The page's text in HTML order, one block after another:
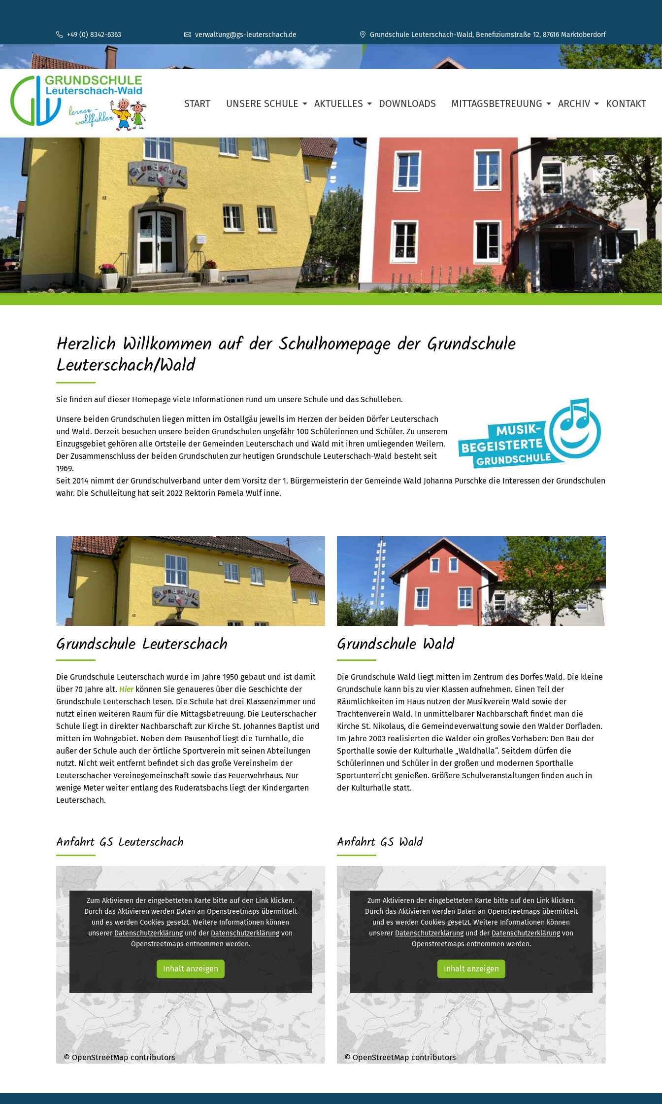
+49 (0) 8342-6363 verwaltung@gs-leuterschach.de Grundschule Leuterschach-Wald, Benefiziumstraße 12, 87616 Marktoberdorf
START UNSERE SCHULE AKTUELLES DOWNLOADS MITTAGSBETREUUNG ARCHIV KONTAKT
Herzlich Willkommen auf der Schulhomepage der Grundschule
Leuterschach/Wald
Sie finden auf dieser Homepage viele Informationen rund um unsere Schule und das Schulleben.
Unsere beiden Grundschulen liegen mitten im Ostallgäu jeweils im Herzen der beiden Dörfer Leuterschach
und Wald. Derzeit besuchen unsere beiden Grundschulen ungefähr 100 Schülerinnen und Schüler. Zu unserem
Einzugsgebiet gehören alle Ortsteile der Gemeinden Leuterschach und Wald mit ihren umliegenden Weilern.
Der Zusammenschluss der beiden Grundschulen zur heutigen Grundschule Leuterschach-Wald besteht seit
1969.
Seit 2014 nimmt der Grundschulverband unter dem Vorsitz der 1. Bürgermeisterin der Gemeinde Wald Johanna Purschke die Interessen der Grundschulen
wahr. Die Schulleitung hat seit 2022 Rektorin Pamela Wulf inne.
Grundschule Leuterschach
Die Grundschule Leuterschach wurde im Jahre 1950 gebaut und ist damit
über 70 Jahre alt. Hierkönnen Sie genaueres über die Geschichte der
Grundschule Leuterschach lesen. Die Schule hat drei Klassenzimmer und
nutzt einen weiteren Raum für die Mittagsbetreuung. Die Leuterschacher
Schule liegt in direkter Nachbarschaft zur Kirche St. Johannes Baptist und
mitten im Wohngebiet. Neben dem Pausenhof liegt die Turnhalle, die
außer der Schule auch der örtliche Sportverein mit seinen Abteilungen
nutzt. Nicht weit entfernt befindet sich das große Vereinsheim der
Leuterschacher Vereinegemeinschaft sowie das Feuerwehrhaus. Nur
wenige Meter weiter entlang des Ruderatsbachs liegt der Kindergarten
Leuterschach.
Grundschule Wald
Die Grundschule Wald liegt mitten im Zentrum des Dorfes Wald. Die kleine
Grundschule kann bis zu vier Klassen aufnehmen. Einen Teil der
Räumlichkeiten im Haus nutzen der Musikverein Wald sowie der
Trachtenverein Wald. In unmittelbarer Nachbarschaft findet man die
Kirche St. Nikolaus, die Gemeindeverwaltung sowie den Walder Dorfladen.
Im Jahre 2003 realisierten die Walder ein großes Vorhaben: Den Bau der
Sporthalle sowie der Kulturhalle „Waldhalla“. Seitdem dürfen die
Schülerinnen und Schüler in der großen und modernen Sporthalle
Sportunterricht genießen. Größere Schulveranstaltungen finden auch in
der Kulturhalle statt.
Anfahrt GS Leuterschach
Zum Aktivieren der eingebetteten Karte bitte auf den Link klicken.
Durch das Aktivieren werden Daten an Openstreetmaps übermittelt
und es werden Cookies gesetzt. Weitere Informationen können
unserer Datenschutzerklärungund der Datenschutzerklärungvon
Openstreetmaps entnommen werden.
Inhalt anzeigen
Anfahrt GS Wald
Zum Aktivieren der eingebetteten Karte bitte auf den Link klicken.
Durch das Aktivieren werden Daten an Openstreetmaps übermittelt
und es werden Cookies gesetzt. Weitere Informationen können
unserer Datenschutzerklärungund der Datenschutzerklärungvon
Openstreetmaps entnommen werden.
Inhalt anzeigen